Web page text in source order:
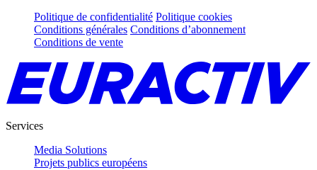
Politique de confidentialité Politique cookies
Conditions générales Conditions d’abonnement
Conditions de vente
Services
Media Solutions
Projets publics européens